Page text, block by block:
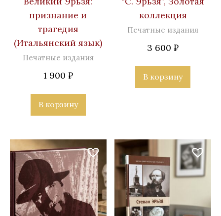
признание и
трагедия
(Итальянский язык)
Печатные издания
1 900 ₽
В корзину
коллекция
Печатные издания
3 600 ₽
В корзину